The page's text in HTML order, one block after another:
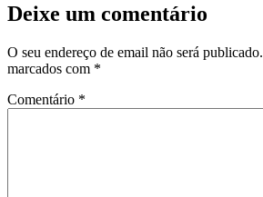
Deixe um comentário
O seu endereço de email não será publicado.
marcados com *
Comentário *